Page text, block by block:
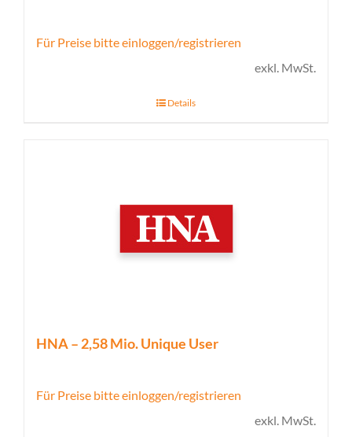
Für Preise bitte einloggen/registrieren
exkl. MwSt.
Details
HNA – 2,58 Mio. Unique User
Für Preise bitte einloggen/registrieren
exkl. MwSt.